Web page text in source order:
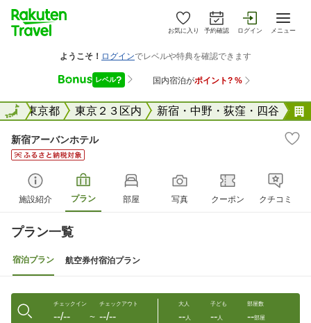
お気に入り 予約確認 ログイン メニュー
全国東京都 東京２３区内 新宿・中野・荻窪・四谷
全国
新宿アーバンホテル
施設紹介 プラン 部屋 写真 クーポン クチコミ
プラン一覧
宿泊プラン 航空券付宿泊プラン
チェックイン
--/-- 〜
チェックアウト
--/--
大人
--人
子ども
--人
部屋数
--部屋